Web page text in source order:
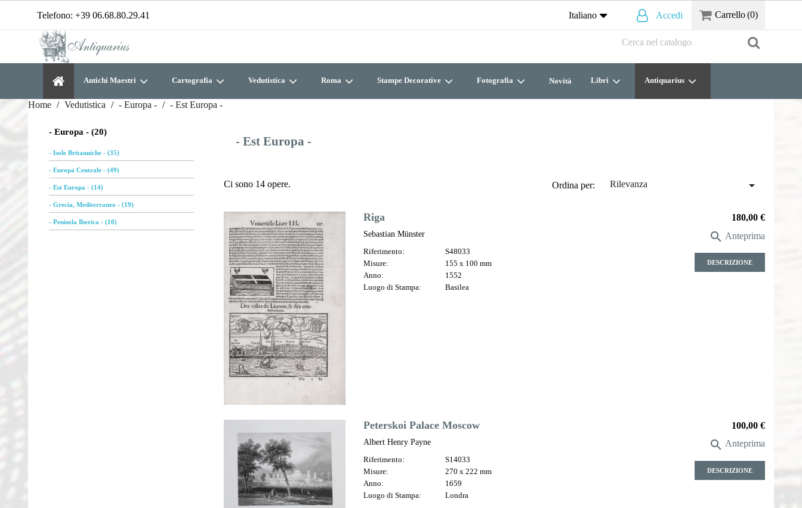
Telefono: +39 06.68.80.29.41 Italiano Accedi Carrello(0)
Antichi Maestri Cartografia Vedutistica Roma Stampe Decorative Fotografia Novità Libri Antiquarius
Home Vedutistica - Europa - - Est Europa -
- Europa - (20)
- Isole Britanniche - (35)
- Europa Centrale - (49)
- Est Europa - (14)
- Grecia, Mediterraneo - (19)
- Penisola Iberica - (10)
- Est Europa -
Ci sono 14 opere. Ordina per: Rilevanza 
Riga
Sebastian Münster
Riferimento:
S48033
Misure:
155 x 100 mm
Anno:
1552
Luogo di Stampa:
Basilea
Prezzo
180,00 €
 Anteprima
DESCRIZIONE
Peterskoi Palace Moscow
Albert Henry Payne
Riferimento:
S14033
Misure:
270 x 222 mm
Anno:
1659
Luogo di Stampa:
Londra
Prezzo
100,00 €
 Anteprima
DESCRIZIONE